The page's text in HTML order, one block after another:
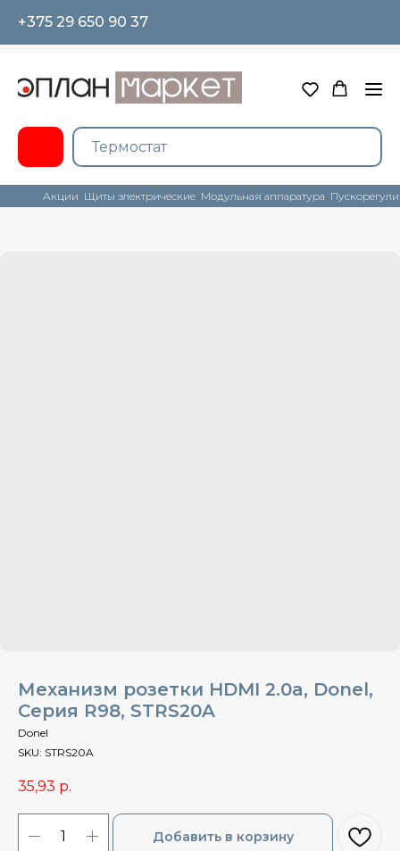
+375 29 650 90 37
Акции Щиты электрические Модульная аппаратура
Механизм розетки HDMI 2.0a, Donel,
Серия R98, STRS20A
Donel
SKU: STRS20A
35,93 р.
Добавить в корзину